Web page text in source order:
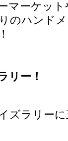
マーケッ
のハンド
リー！
ズラリー